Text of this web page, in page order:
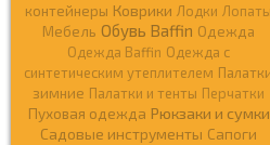
контейнеры Коврики Лодки Лопаты
Мебель Обувь Baffin Одежда
Одежда Baffin Одежда c
синтетическим утеплителем
зимние Палатки и тенты Перчатки
Пуховая одежда Рюкзаки и сумки
Садовые инструменты Сапоги